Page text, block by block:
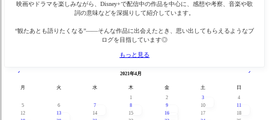
映画やドラマを楽しみながら、Disney+で配信中の作品を中心に、感想や考察、音楽や歌
詞の意味などを深掘りして紹介しています。
“観たあとも語りたくなる”——そんな作品に出会えたとき、思い出してもらえるようなブ
ログを目指しています◎
もっと見る
2021年4月
月 火 水 木 金 土
日
1
2 3
4
5
6 7 8 9 10
11
12
13 14 15 16 17
18